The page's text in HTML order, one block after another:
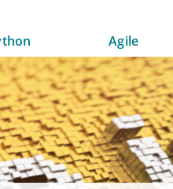
Agile